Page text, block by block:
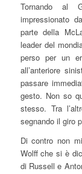
Tornando al
impressionato
parte della
leader del
perso per un
all’anteriore
passare
gesto. Non so
stesso. Tra
segnando il giro
Di contro non
Wolff che si è
di Russell e